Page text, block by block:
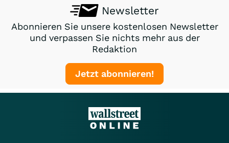
Newsletter
Abonnieren Sie unsere kostenlosen Newsletter
und verpassen Sie nichts mehr aus der
Redaktion
Jetzt abonnieren!